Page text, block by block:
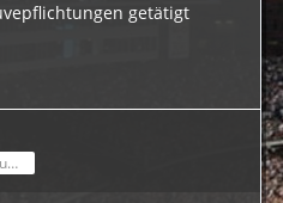
getätigt
hsv.qiumi.de & usa.qiumi.de